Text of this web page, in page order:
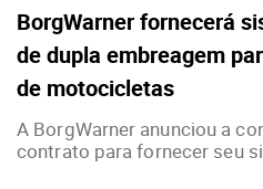
BorgWarner fornecerá
de dupla embreagem
de motocicletas
A BorgWarner anunciou a
contrato para fornecer seu